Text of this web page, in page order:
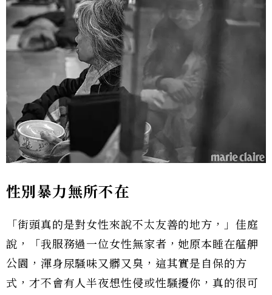
性別暴力無所不在
「街頭真的是對女性來說不太友善的地方，」佳庭
說，「我服務過一位女性無家者，她原本睡在艋舺
公園，渾身尿騷味又髒又臭，這其實是自保的方
式，才不會有人半夜想性侵或性騷擾你，真的很可